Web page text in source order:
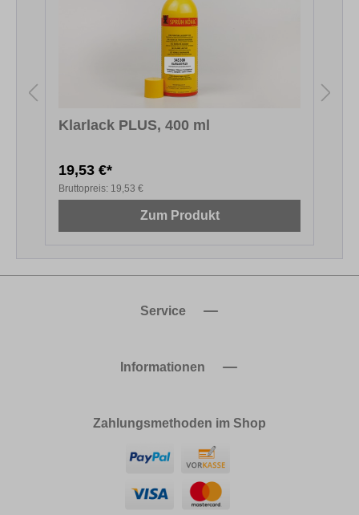
Klarlack PLUS, 400 ml
19,53 €*
Bruttopreis: 19,53 €
Zum Produkt
Service
Informationen
Zahlungsmethoden im Shop